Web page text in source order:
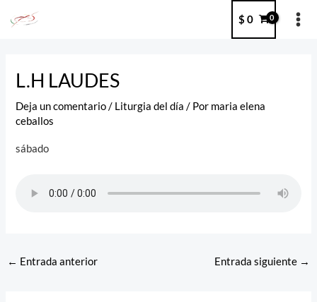
$ 0
L.H LAUDES
Deja un comentario / Liturgia del día / Por maria elena
ceballos
sábado
← Entrada anterior Entrada siguiente →